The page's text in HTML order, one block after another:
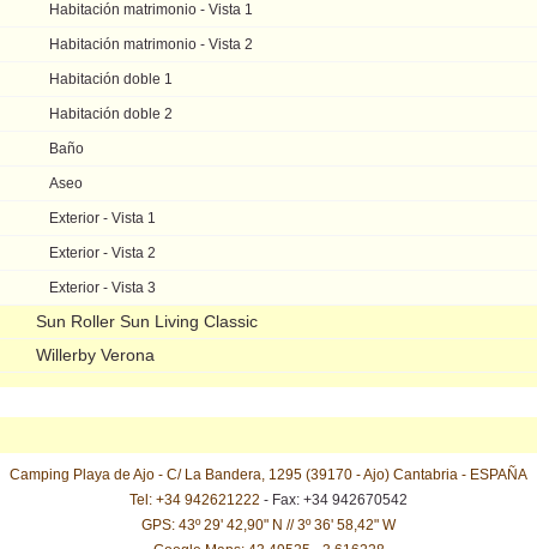
Habitación matrimonio - Vista 1
Habitación matrimonio - Vista 2
Habitación doble 1
Habitación doble 2
Baño
Aseo
Exterior - Vista 1
Exterior - Vista 2
Exterior - Vista 3
Sun Roller Sun Living Classic
Willerby Verona
Camping Playa de Ajo - C/ La Bandera, 1295 (39170 - Ajo) Cantabria - ESPAÑA
Tel: +34 942621222 - Fax: +34 942670542
GPS: 43º 29' 42,90" N // 3º 36' 58,42" W